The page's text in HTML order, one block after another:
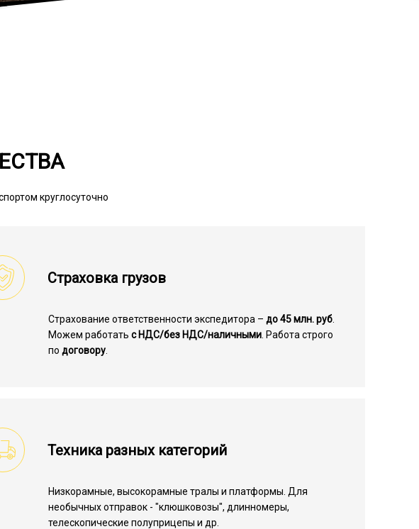
круглосуточно
Страховка грузов
Страхование ответственности экспедитора –до 45 млн. руб
Можем работатьс НДС/без НДС/наличными . Работа строго
подоговору
Техника разных категорий
Низкорамные, высокорамные тралы и платформы. Для
необычных отправок - "клюшковозы", длинномеры,
телескопические полуприцепы и др.